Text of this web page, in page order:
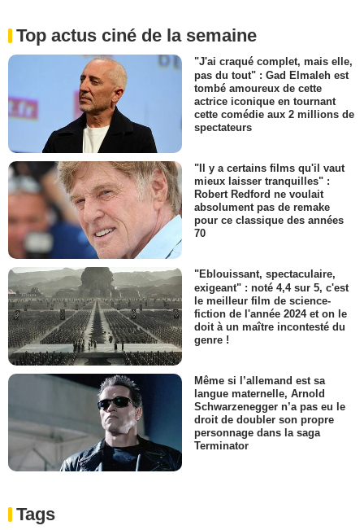
Top actus ciné de la semaine
"J'ai craqué complet, mais elle,
pas du tout" : Gad Elmaleh est
tombé amoureux de cette
actrice iconique en tournant
cette comédie aux 2 millions de
spectateurs
"Il y a certains films qu'il vaut
mieux laisser tranquilles" :
Robert Redford ne voulait
absolument pas de remake
pour ce classique des années
70
"Eblouissant, spectaculaire,
exigeant" : noté 4,4 sur 5, c'est
le meilleur film de science-
fiction de l'année 2024 et on le
doit à un maître incontesté du
genre !
Même si l’allemand est sa
langue maternelle, Arnold
Schwarzenegger n’a pas eu le
droit de doubler son propre
personnage dans la saga
Terminator
Tags